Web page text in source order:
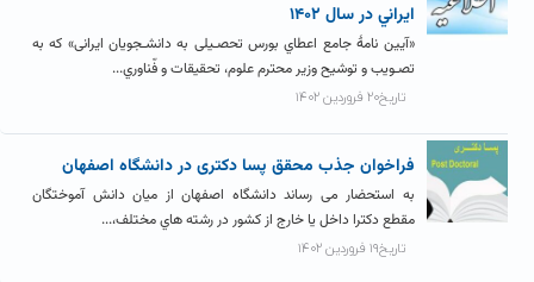
ايراني در سال ۱۴۰۲
«آیین نامۀ جامع اعطاي بورس تحصـیلی به دانشـجویان ایرانی» که به
تصـویب و توشیح وزیر محترم علوم، تحقیقات و فّناوري...
تاریخ۲۰ فروردین ۱۴۰۲
فراخوان جذب محقق پسا دکتری در دانشگاه اصفهان
به استحضار می رساند دانشگاه اصفهان از میان دانش آموختگان
مقطع دکترا داخل یا خارج از کشور در رشته هاي مختلف،...
تاریخ۱۹ فروردین ۱۴۰۲